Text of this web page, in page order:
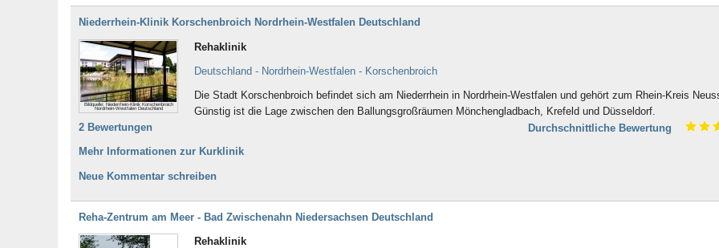
Niederrhein-Klinik Korschenbroich Nordrhein-Westfalen Deutschland
Bildquelle: Niederrhein-Klinik Korschenbroich
Nordrhein-Westfalen Deutschland
Rehaklinik
Deutschland - Nordrhein-Westfalen - Korschenbroich
Die Stadt Korschenbroich befindet sich am Niederrhein in Nordrhein-Westfalen und gehört zum Rhein-Kreis
Günstig ist die Lage zwischen den Ballungsgroßräumen Mönchengladbach, Krefeld und Düsseldorf.
2 Bewertungen
Durchschnittliche Bewertung
Mehr Informationen zur Kurklinik
Neue Kommentar schreiben
Reha-Zentrum am Meer - Bad Zwischenahn Niedersachsen Deutschland
Rehaklinik